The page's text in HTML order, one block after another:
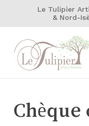
content
Le Tulipier
& Nord-
Cart
Chèque